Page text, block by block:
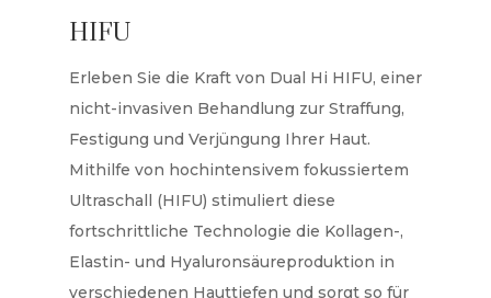
HIFU
Erleben Sie die Kraft von Dual Hi HIFU, einer
nicht-invasiven Behandlung zur Straffung,
Festigung und Verjüngung Ihrer Haut.
Mithilfe von hochintensivem fokussiertem
Ultraschall (HIFU) stimuliert diese
fortschrittliche Technologie die Kollagen-,
Elastin- und Hyaluronsäureproduktion in
verschiedenen Hauttiefen und sorgt so für